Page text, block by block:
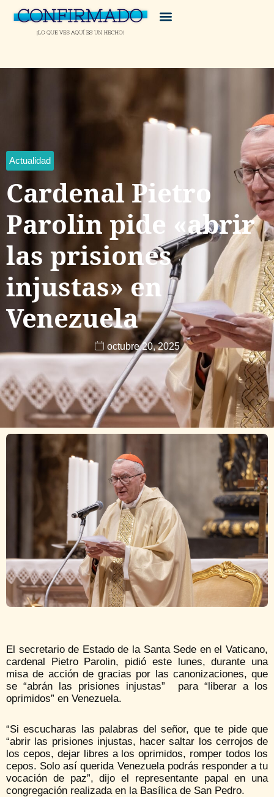
Actualidad
Cardenal Pietro
Parolin pide «abrir
las prisiones
injustas» en
Venezuela
octubre 20, 2025
El secretario de Estado de la Santa Sede en el Vaticano,
cardenal Pietro Parolin, pidió este lunes, durante una
misa de acción de gracias por las canonizaciones, que
se “abrán las prisiones injustas” para “liberar a los
oprimidos” en Venezuela.
“Si escucharas las palabras del señor, que te pide que
“abrir las prisiones injustas, hacer saltar los cerrojos de
los cepos, dejar libres a los oprimidos, romper todos los
cepos. Solo así querida Venezuela podrás responder a tu
vocación de paz”, dijo el representante papal en una
congregación realizada en la Basílica de San Pedro.